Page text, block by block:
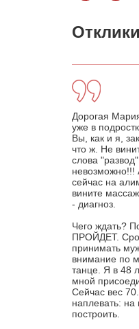
Дорогая
уже в
Вы, как и я,
что ж. Не
слова
невозможно!!!
сейчас на
вините
- диагноз.
Чего ждать?
ПРОЙДЕТ.
принимать
внимание по
танце. Я в 48
мной
Сейчас вес
наплевать:
построить.